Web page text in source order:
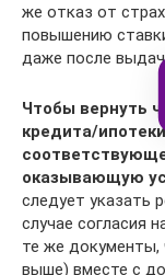
же отказ от
повышению
даже после
Чтобы вернуть
кредита/
оказывающую
следует указать
случае согласия
те же документы,
выше) вместе с